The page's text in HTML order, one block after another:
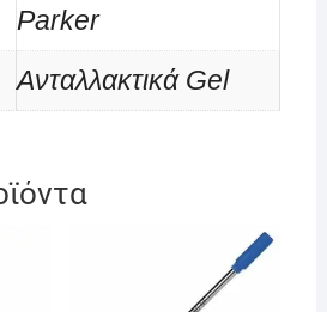
Parker
Ανταλλακτικά Gel